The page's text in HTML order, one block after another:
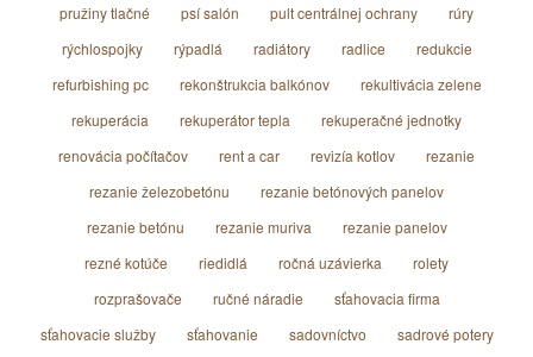
pružiny tlačné psí salón pult centrálnej ochrany
rúry
rýchlospojky
rýpadlá radiátory radlice
redukcie
refurbishing pc
rekonštrukcia balkónov
rekultivácia zelene
rekuperácia
rekuperátor tepla
rekuperačné jednotky
renovácia počítačov
rent a car revizía kotlov
rezanie
rezanie železobetónu
rezanie betónových panelov
rezanie betónu
rezanie muriva
rezanie panelov
rezné kotúče
riedidlá ročná uzávierka
rolety
rozprašovače
ručné náradie
sťahovacia firma
sťahovacie služby
sťahovanie sadovníctvo
sadrové potery